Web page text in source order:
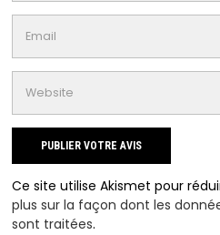
Ce site utilise Akismet pour
plus sur la façon dont les
sont traitées.